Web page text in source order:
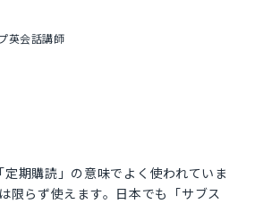
英会話講師
期購読」の意味でよく使われていま
限らず使えます。日本でも「サブス